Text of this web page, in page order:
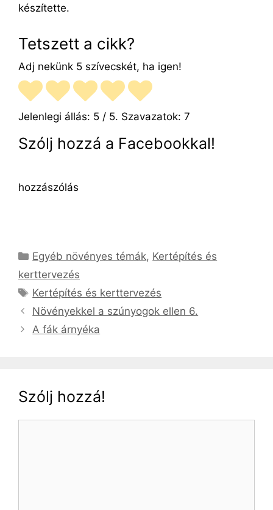
készítette.
Tetszett a cikk?
Adj nekünk 5 szívecskét, ha igen!
Jelenlegi állás: 5 / 5. Szavazatok: 7
Szólj hozzá a Facebookkal!
hozzászólás
Kategória
Egyéb növényes témák, Kertépítés és
kerttervezés
Címkék
Kertépítés és kerttervezés
Növényekkel a szúnyogok ellen 6.
A fák árnyéka
Szólj hozzá!